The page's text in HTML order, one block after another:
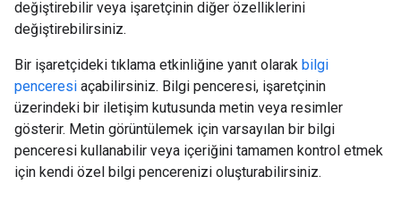
değiştirebilir veya işaretçinin diğer özelliklerini
değiştirebilirsiniz.
Bir işaretçideki tıklama etkinliğine yanıt olarak bilgi
penceresi açabilirsiniz. Bilgi penceresi, işaretçinin
üzerindeki bir iletişim kutusunda metin veya resimler
gösterir. Metin görüntülemek için varsayılan bir bilgi
penceresi kullanabilir veya içeriğini tamamen kontrol etmek
için kendi özel bilgi pencerenizi oluşturabilirsiniz.